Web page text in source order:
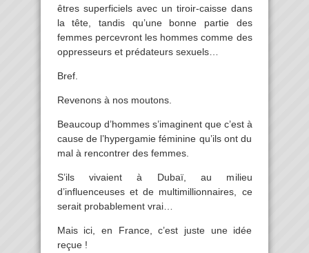
êtres superficiels avec un tiroir-caisse dans
la tête, tandis qu’une bonne partie des
femmes percevront les hommes comme des
oppresseurs et prédateurs sexuels…
Bref.
Revenons à nos moutons.
Beaucoup d’hommes s’imaginent que c’est à
cause de l’hypergamie féminine qu’ils ont du
mal à rencontrer des femmes.
S’ils vivaient à Dubaï, au milieu
d’influenceuses et de multimillionnaires, ce
serait probablement vrai…
Mais ici, en France, c’est juste une idée
reçue !